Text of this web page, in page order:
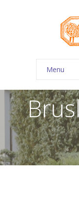
Menu
O škole
--
-- Plán
--